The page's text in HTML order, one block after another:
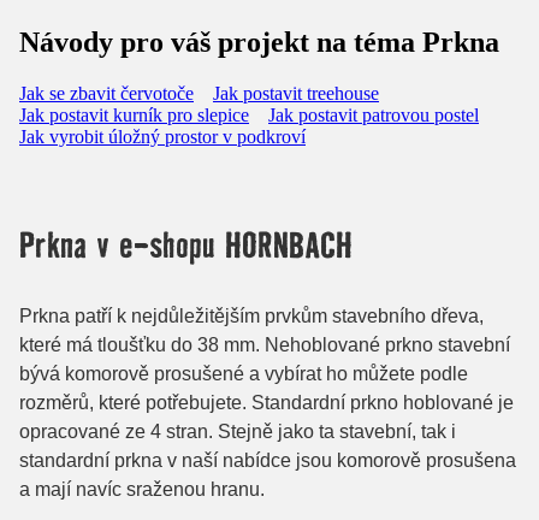
Návody pro váš projekt na téma Prkna
Jak se zbavit červotoče
Jak postavit treehouse
Jak postavit kurník pro slepice
Jak postavit patrovou postel
Jak vyrobit úložný prostor v podkroví